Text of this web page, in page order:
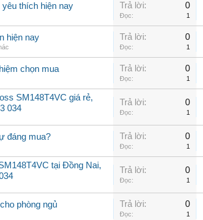
thích hiện nay Trả lời: 0
Đọc: 1
hiện nay Trả lời: 0
Đọc: 1
chọn mua Trả lời: 0
Đọc: 1
SM148T4VC giá rẻ,
034
Trả lời: 0
Đọc: 1
đáng mua? Trả lời: 0
Đọc: 1
tại Đồng Nai,
Trả lời: 0
Đọc: 1
phòng ngủ Trả lời: 0
Đọc: 1